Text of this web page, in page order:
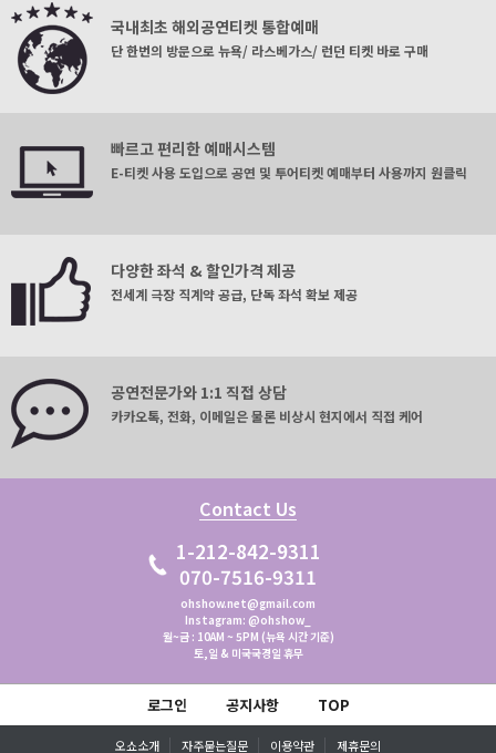
국내최초 해외공연티켓 통합예매
단 한번의 방문으로 뉴욕/ 라스베가스/ 런던 티켓 바로 구매
빠르고 편리한 예매시스템
E-티켓 사용 도입으로 공연 및 투어티켓 예매부터 사용까지 원클릭
다양한 좌석 & 할인가격 제공
전세계 극장 직계약 공급, 단독 좌석 확보 제공
공연전문가와 1:1 직접 상담
카카오톡, 전화, 이메일은 물론 비상시 현지에서 직접 케어
Contact Us
1-212-842-9311
070-7516-9311
ohshow.net@gmail.com
Instagram: @ohshow_
월~금 : 10AM ~ 5PM (뉴욕 시간 기준)
토,일 & 미국국경일 휴무
로그인 공지사항 TOP
오쇼소개 자주묻는질문 이용약관 제휴문의